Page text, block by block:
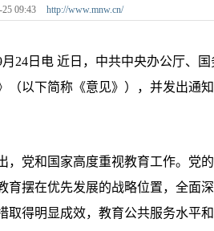
09:43 http://www.mnw.cn/
日电 近日，中共中央办公厅、国
（以下简称《意见》），并发出通
党和国家高度重视教育工作。党的
育摆在优先发展的战略位置，全面
取得明显成效，教育公共服务水平